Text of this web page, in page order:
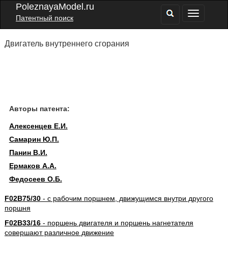
PoleznayaModel.ru
Патентный поиск
Двигатель внутреннего сгорания
Авторы патента:
Алексенцев Е.И.
Самарин Ю.П.
Панин В.И.
Ермаков А.А.
Федосеев О.Б.
F02B75/30- с рабочим поршнем, движущимся внутри другого
поршня
F02B33/16- поршень двигателя и поршень нагнетателя
совершают различное движение